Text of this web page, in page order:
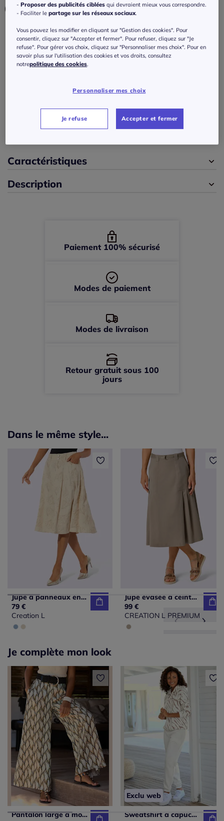
Taille :
Veuillez sélectionner une taille
En stock
42 -En stock
44 -En stock
€
J'ajoute au panier
Caractéristiques
Description
Paiement 100% sécurisé
Modes de paiement
Modes de livraison
Retour gratuit sous 100
jours
Dans le même style...
Jupe à panneaux en tencel avec broderies et poches
79 €
Creation L
Jupe évasée à ceinture large avec poches plaquées
99 €
CREATION L PREMIUM
Je complète mon look
Pantalon large à motifs avec ceinture smockée et poches latérales
Exclu web
Sweatshirt à capuche avec motif zèbre et manches raglan en coton doux
-Proposer des publicités ciblées qui devraient mieux vous correspondre.
- Faciliter lepartage sur les réseaux sociaux.
Vous pouvez les modifier en cliquant sur "Gestion des cookies". Pour
consentir, cliquez sur "Accepter et fermer". Pour refuser, cliquez sur "Je
refuse". Pour gérer vos choix, cliquez sur "Personnaliser mes choix". Pour en
savoir plus sur l'utilisation des cookies et vos droits, consultez
notrepolitique des cookies.
Personnaliser mes choix
Je refuse Accepter et fermer